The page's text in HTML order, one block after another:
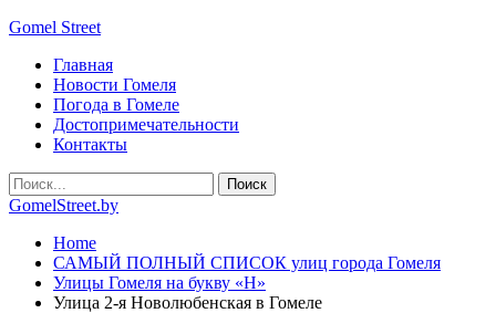
Gomel Street
Главная
Новости Гомеля
Погода в Гомеле
Достопримечательности
Контакты
GomelStreet.by
Home
САМЫЙ ПОЛНЫЙ СПИСОК улиц города Гомеля
Улицы Гомеля на букву «Н»
Улица 2-я Новолюбенская в Гомеле